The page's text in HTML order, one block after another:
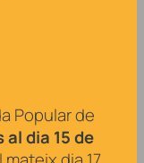
Popular de
al dia 15 de